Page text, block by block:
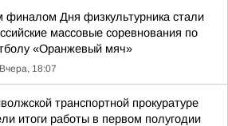
финалом Дня физкультурника стали
массовые соревнования по
«Оранжевый мяч»
Вчера, 18:07
транспортной прокуратуре
итоги работы в первом полугодии